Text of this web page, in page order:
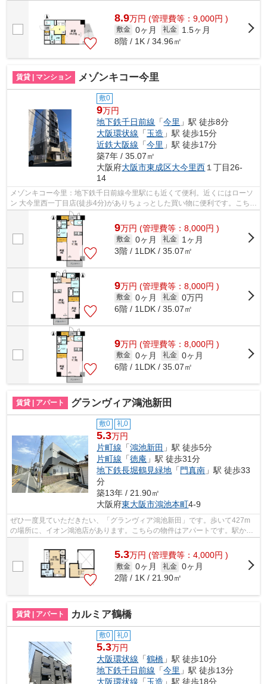
8.9万円 (管理費等：9,000円 )
敷金 0ヶ月 礼金
1.5ヶ月
8階 / 1K / 34.96㎡
賃貸 | マンション メゾンキコー今里
敷0
9万円
地下鉄千日前線 「今里 」駅 徒歩8分
大阪環状線 「玉造 」駅 徒歩15分
近鉄大阪線 「今里 」駅 徒歩17分
築7年 / 35.07㎡
大阪府大阪市東成区大今里西 １丁目26-
14
メゾンキコー今里：地下鉄千日前線今里駅にも近くて便利。近くにはローソ
ン 大今里西一丁目店(徒歩4分)がありちょっとした買い物に便利です。こちら
は初期費用をカードでお支払いいた...
9万円 (管理費等：8,000円 )
敷金 0ヶ月 礼金
1ヶ月
3階 / 1LDK / 35.07㎡
9万円 (管理費等：8,000円 )
敷金 0ヶ月 礼金 0万円
6階 / 1LDK / 35.07㎡
9万円 (管理費等：8,000円 )
敷金 0ヶ月 礼金 0ヶ月
6階 / 1LDK / 35.07㎡
賃貸 | アパート グランヴィア鴻池新田
敷0 礼0
5.3万円
片町線 「鴻池新田 」駅 徒歩5分
片町線 「徳庵 」駅 徒歩31分
地下鉄長堀鶴見緑地 「 門真南 」駅 徒歩33
分
築13年 / 21.90㎡
大阪府東大阪市鴻池本町4-9
ぜひ一度見ていただきたい、「グランヴィア鴻池新田」です。歩いて427m
の場所に、イオン鴻池店があります。こちらの物件はアパートです。駅から
徒歩5分というアクセス良好な駅近物件は...
5.3万円 (管理費等：4,000円 )
敷金 0ヶ月 礼金 0ヶ月
2階 / 1K / 21.90㎡
賃貸 | アパート カルミア鶴橋
敷0 礼0
5.3万円
大阪環状線 「鶴橋 」駅 徒歩10分
地下鉄千日前線 「今里 」駅 徒歩13分
大阪環状線 「玉造 」駅 徒歩18分